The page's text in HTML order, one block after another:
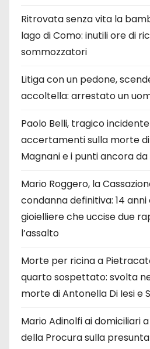
Ritrovata senza vita la
lago di Como: inutili ore di
sommozzatori
Litiga con un pedone,
accoltella: arrestato un
Paolo Belli, tragico
accertamenti sulla morte
Magnani e i punti ancora
Mario Roggero, la
condanna definitiva: 14 anni
gioielliere che uccise due
l’assalto
Morte per ricina a
quarto sospettato: svolta
morte di Antonella Di Iesi e
Mario Adinolfi ai domiciliari
della Procura sulla